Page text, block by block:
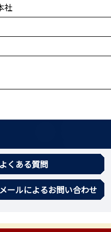
社
よくある質問
メールによるお問い合わせ